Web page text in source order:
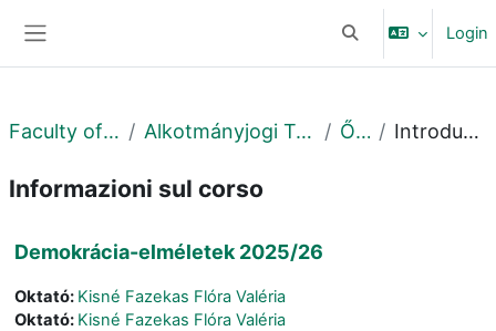
Attiva/disattivaLogin
Faculty of Law Alkotmányjogi Tanszék Őszi Introduzione
Informazioni sul corso
Demokrácia-elméletek 2025/26
Oktató: Kisné Fazekas Flóra Valéria
Oktató: Kisné Fazekas Flóra Valéria